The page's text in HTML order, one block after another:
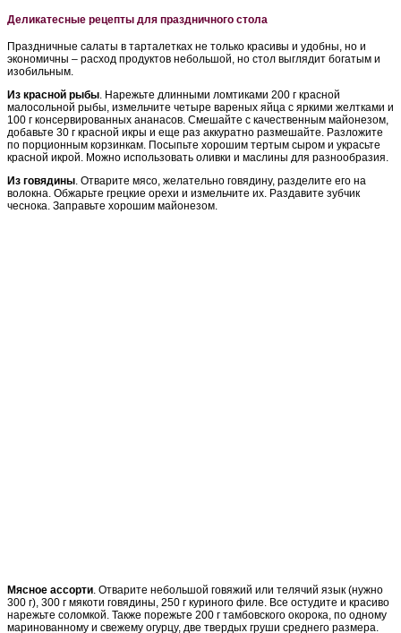
Деликатесные рецепты для праздничного стола
Праздничные салаты в тарталетках не только красивы и удобны, но и
экономичны – расход продуктов небольшой, но стол выглядит богатым и
изобильным.
Из красной рыбы . Нарежьте длинными ломтиками 200 г красной
малосольной рыбы, измельчите четыре вареных яйца с яркими желтками и
100 г консервированных ананасов. Смешайте с качественным майонезом,
добавьте 30 г красной икры и еще раз аккуратно размешайте. Разложите
по порционным корзинкам. Посыпьте хорошим тертым сыром и украсьте
красной икрой. Можно использовать оливки и маслины для разнообразия.
Из говядины . Отварите мясо, желательно говядину, разделите его на
волокна. Обжарьте грецкие орехи и измельчите их. Раздавите зубчик
чеснока. Заправьте хорошим майонезом.
Мясное ассорти. Отварите небольшой говяжий или телячий язык (нужно
300 г), 300 г мякоти говядины, 250 г куриного филе. Все остудите и красиво
нарежьте соломкой. Также порежьте 200 г тамбовского окорока, по одному
маринованному и свежему огурцу, две твердых груши среднего размера.